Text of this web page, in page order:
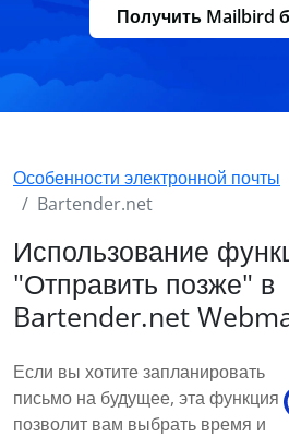
Получить Mailbird
Особенности электронной почты
Bartender.net
Использование
"Отправить позже" в
Bartender.net
Если вы хотите запланировать
письмо на будущее, эта функция
позволит вам выбрать время и